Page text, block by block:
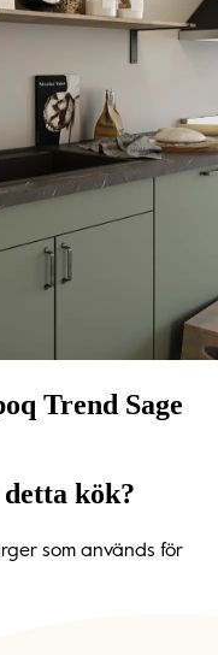
Trend Sage
kök?
som används för